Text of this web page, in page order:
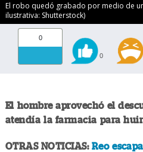
El robo quedó grabado por medio de
ilustrativa: Shutterstock)
0
0
El hombre aprovechó el
atendía la farmacia para
OTRAS NOTICIAS: Reo